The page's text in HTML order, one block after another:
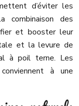
d’éviter les
combinaison des
et booster leur
et la levure de
à poil terne. Les
à une